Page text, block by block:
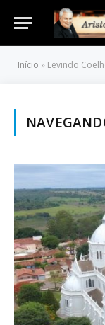
Início » Levindo